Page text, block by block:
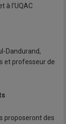
à l'UQAC
Dandurand,
et professeur de
proposeront des